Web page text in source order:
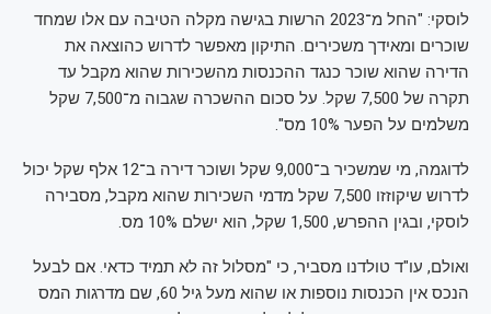
לוסקי: "החל מ־2023 הרשות בגישה מקלה הטיבה עם אלו שמחד
שוכרים ומאידך משכירים. התיקון מאפשר לדרוש כהוצאה את
הדירה שהוא שוכר כנגד ההכנסות מהשכירות שהוא מקבל עד
תקרה של 7,500 שקל. על סכום ההשכרה שגבוה מ־7,500 שקל
משלמים על הפער 10% מס".
לדוגמה, מי שמשכיר ב־9,000 שקל ושוכר דירה ב־12 אלף שקל יכול
לדרוש שיקוזזו 7,500 שקל מדמי השכירות שהוא מקבל, מסבירה
לוסקי, ובגין ההפרש, 1,500 שקל, הוא ישלם 10% מס.
ואולם, עו"ד טולדנו מסביר, כי "מסלול זה לא תמיד כדאי. אם לבעל
הנכס אין הכנסות נוספות או שהוא מעל גיל 60, שם מדרגות המס